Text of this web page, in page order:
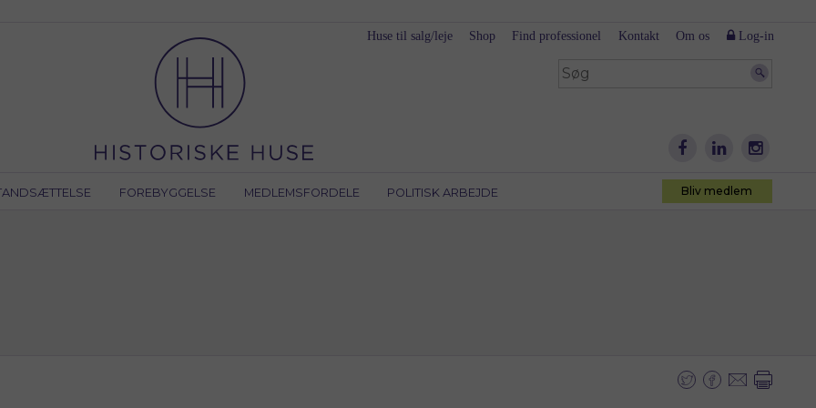
FOREBYGGELSE MEDLEMSFORDELE POLITISK ARBEJDE Bliv medlem
Huse til salg/leje Shop Find professionel Kontakt Om os Log-in